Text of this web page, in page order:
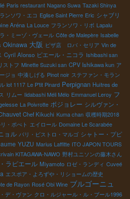
Paris restaurant Nagano Suwa Tazaki Shinya
ンソワ・エコ Eglise Saint Pierre Eric シャブリ
Aréna La Louce フランソワ・リボ Lapalu
ラ・ミーゾ・ヴェール Côte de Malepère Isabelle
Okinawa 大阪 ピザ店 ロバ・セリア Vin de
Cyril Alonso ピエール・ニコラ Ishibashi san
ストフ Minette Suzuki san CPV Ishikawa kun ア
ジョ 中湊しげる Pinot noir ステファン・モラン
lot 1117 Le P'tit Pinard Perpignan Huitres de
リムー Iidabashi Méli Mélo Emmanuel Leroy フ
La Poivrotte ボジョレー シルヴァン・
Chef Kikuchi Kuma chan 収穫時期2018
・ポぺト エイロール Domaine Le Scarabée
ョル パリ・ビストロ・マルゴ シャトー・プピ
YUZU Marius Laffitte ITO JAPON TOURS
KITAGAWA-NAWO 野村ユニソンの藤木さん
ラピエール Miyamoto ロゼ・ランディ Cuveé
エスポア・よろずや・リショームの歴史
de Rayon Rosé Obi Wine ブルゴーニュ
デ・ヴァン クロ・ルジャール・ル・ブール1996